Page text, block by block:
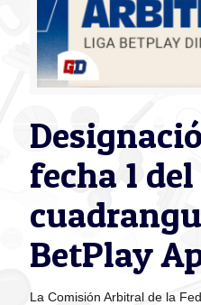
fecha 1 del
BetPlay
La Comisión Arbitral de la